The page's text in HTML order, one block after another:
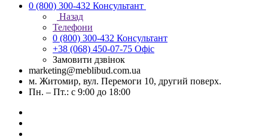
0 (800) 300-432 Консультант
Назад
Телефони
0 (800) 300-432 Консультант
+38 (068) 450-07-75 Офіс
Замовити дзвінок
marketing@meblibud.com.ua
м. Житомир, вул. Перемоги 10, другий поверх.
Пн. – Пт.: с 9:00 до 18:00